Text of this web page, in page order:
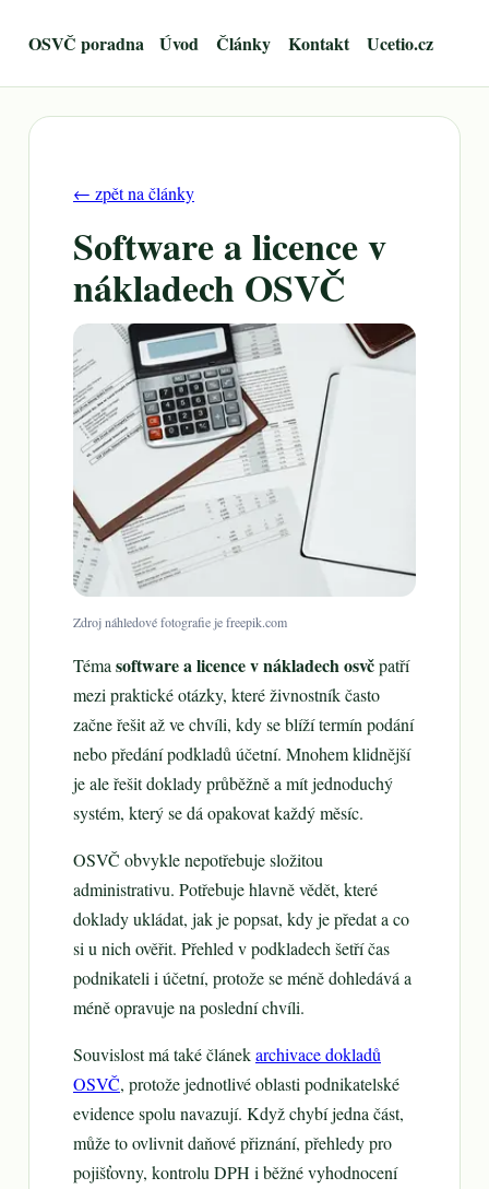
OSVČ poradna Úvod Články Kontakt Ucetio.cz
← zpět na články
Software a licence v
nákladech OSVČ
Zdroj náhledové fotografie je freepik.com
Téma software a licence v nákladech osvčpatří
mezi praktické otázky, které živnostník často
začne řešit až ve chvíli, kdy se blíží termín podání
nebo předání podkladů účetní. Mnohem klidnější
je ale řešit doklady průběžně a mít jednoduchý
systém, který se dá opakovat každý měsíc.
OSVČ obvykle nepotřebuje složitou
administrativu. Potřebuje hlavně vědět, které
doklady ukládat, jak je popsat, kdy je předat a co
si u nich ověřit. Přehled v podkladech šetří čas
podnikateli i účetní, protože se méně dohledává a
méně opravuje na poslední chvíli.
Souvislost má také článekarchivace dokladů
OSVČ, protože jednotlivé oblasti podnikatelské
evidence spolu navazují. Když chybí jedna část,
může to ovlivnit daňové přiznání, přehledy pro
pojišťovny, kontrolu DPH i běžné vyhodnocení